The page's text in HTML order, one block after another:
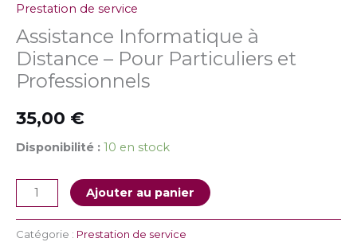
Prestation de service
Assistance Informatique à
Distance – Pour Particuliers et
Professionnels
35,00 €
Disponibilité : 10 en stock
Ajouter au panier
Catégorie : Prestation de service